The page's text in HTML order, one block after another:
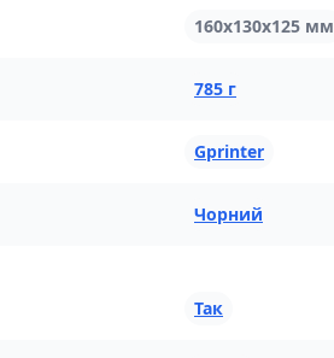
160x130x125 мм
785 г
Gprinter
Чорний
Так